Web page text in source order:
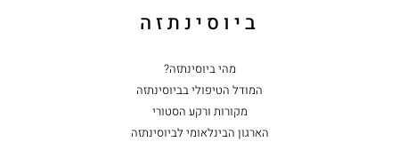
ביוסינתזה
מהי ביוסינתזה?
המודל הטיפולי בביוסינתזה
מקורות ורקע הסטורי
הארגון הבינלאומי לביוסינתזה